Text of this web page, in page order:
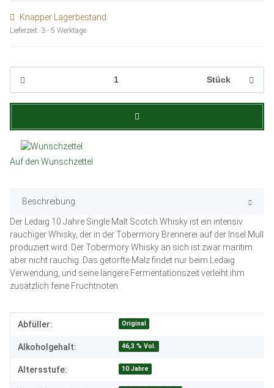
Knapper Lagerbestand
Lieferzeit: 3 - 5 Werktage
Stück
Auf den Wunschzettel
Beschreibung
Der Ledaig 10 Jahre Single Malt Scotch Whisky ist ein intensiv
rauchiger Whisky, der in der Tobermory Brennerei auf der Insel Mull
produziert wird. Der Tobermory Whisky an sich ist zwar maritim
aber nicht rauchig. Das getorfte Malz findet nur beim Ledaig
Verwendung, und seine längere Fermentationszeit verleiht ihm
zusätzlich feine Fruchtnoten.
Produkteigenschaft
Wert
Abfüller: Original
Alkoholgehalt: 46,3 % Vol.
Altersstufe: 10 Jahre